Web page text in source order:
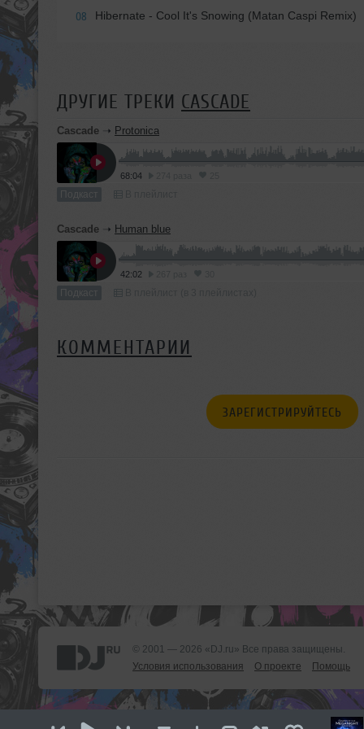
08 Hibernate - Cool It's Snowing (Matan Caspi Remix)
ДРУГИЕ ТРЕКИ CASCADE
Cascade ➝ Protonica
68:04
Подкаст
Cascade ➝ Human blue
42:02
Подкаст
КОММЕНТАРИИ
ЗАРЕГИСТРИРУЙТЕСЬ
© 2001 — 2026 «DJ.ru» Все права защищены.
Условия использования
О проекте Помощь